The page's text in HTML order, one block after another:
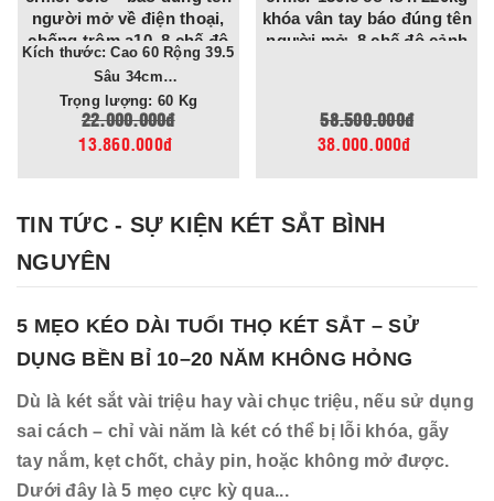
người mở về điện thoại,
chống trộm a10, 8 chế độ
cảnh báo điện thoại
Kích thước: Cao 60 Rộng 39.5
Sâu 34cm
Trọng lượng: 60 Kg
22.000.000đ
13.860.000đ
khóa vân tay báo đúng tên
người mở, 8 chế độ cảnh
58.500.000đ
38.000.000đ
TIN TỨC - SỰ KIỆN KÉT SẮT BÌNH
NGUYÊN
5 MẸO KÉO DÀI TUỔI THỌ KÉT SẮT – SỬ
DỤNG BỀN BỈ 10–20 NĂM KHÔNG HỎNG
Dù là két sắt vài triệu hay vài chục triệu, nếu sử dụng
sai cách – chỉ vài năm là két có thể bị lỗi khóa, gẫy
tay nắm, kẹt chốt, chảy pin, hoặc không mở được.
Dưới đây là 5 mẹo cực kỳ qua...